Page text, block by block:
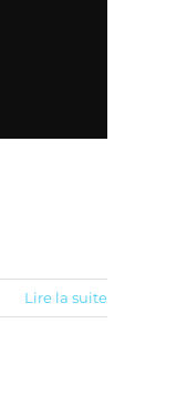
Lire la suite